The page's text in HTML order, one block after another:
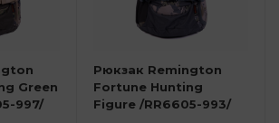
Green
997/
Рюкзак Remington
Fortune Hunting
Figure /RR6605-993/